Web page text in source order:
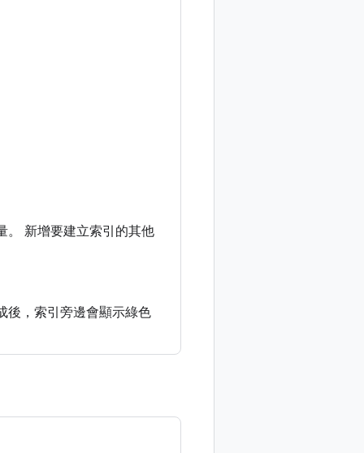
。 新增要建立索引的其他
後，索引旁邊會顯示綠色